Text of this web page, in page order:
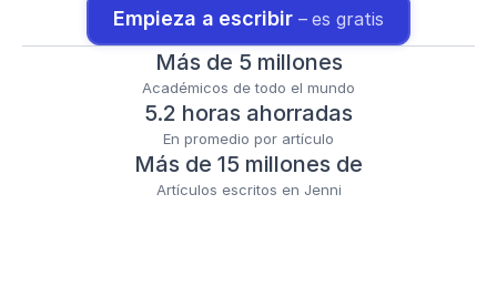
Empieza a escribir – es gratis
Más de 5 millones
Académicos de todo el mundo
5.2 horas ahorradas
En promedio por artículo
Más de 15 millones de
Artículos escritos en Jenni